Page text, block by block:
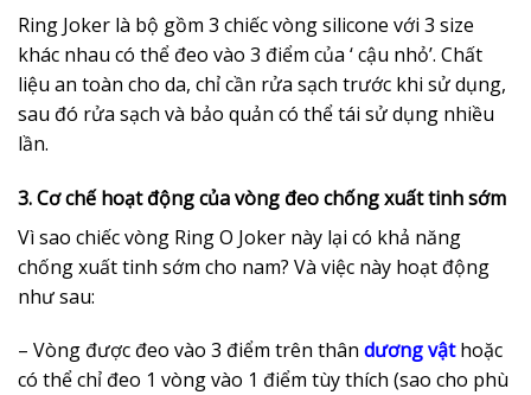
Ring Joker là bộ gồm 3 chiếc vòng silicone với 3 size
khác nhau có thể đeo vào 3 điểm của ‘ cậu nhỏ’. Chất
liệu an toàn cho da, chỉ cần rửa sạch trước khi sử dụng,
sau đó rửa sạch và bảo quản có thể tái sử dụng nhiều
lần.
3. Cơ chế hoạt động của vòng đeo chống xuất tinh sớm
Vì sao chiếc vòng Ring O Joker này lại có khả năng
chống xuất tinh sớm cho nam? Và việc này hoạt động
như sau:
– Vòng được đeo vào 3 điểm trên thân dương vậthoặc
có thể chỉ đeo 1 vòng vào 1 điểm tùy thích (sao cho phù